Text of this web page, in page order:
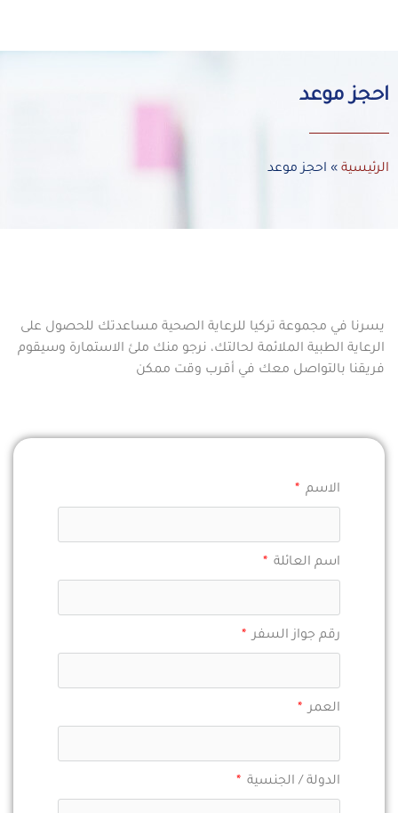
احجز موعد
الرئيسية » احجز موعد
يسرنا في مجموعة تركيا للرعاية الصحية مساعدتك للحصول على
الرعاية الطبية الملائمة لحالتك، نرجو منك ملئ الاستمارة وسيقوم
فريقنا بالتواصل معك في أقرب وقت ممكن
الاسم
اسم العائلة
رقم جواز السفر
العمر
الدولة / الجنسية